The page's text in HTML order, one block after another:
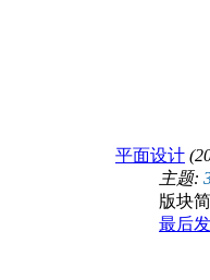
平面设计
主题:
版块
最后